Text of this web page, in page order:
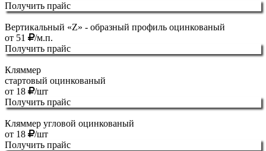
Получить прайс
Вертикальный «Z» - образный профиль оцинкованый
от 51
/м.п.
Получить прайс
Кляммер
стартовый оцинкованый
от 18
/шт
Получить прайс
Кляммер угловой оцинкованый
от 18
/шт
Получить прайс